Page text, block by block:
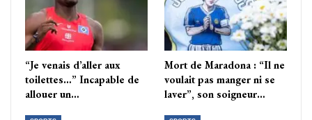
“Je venais d’aller aux
toilettes…” Incapable de
allouer un…
Mort de Maradona : “Il ne
voulait pas manger ni se
laver”, son soigneur…